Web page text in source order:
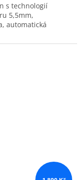
s technologií
5,5mm,
automatická